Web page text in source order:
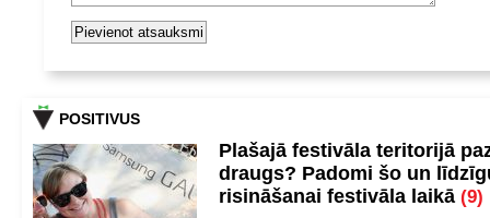
POSITIVUS
Plašajā festivāla teritorijā
draugs? Padomi šo un
risināšanai festivāla laikā (9)